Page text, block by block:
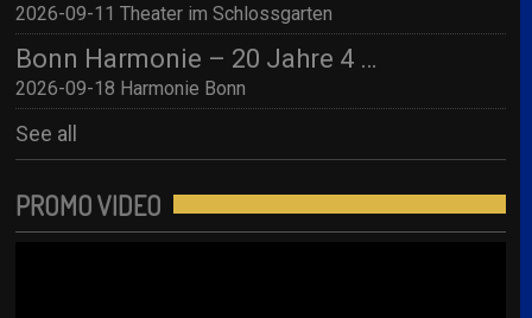
2026-09-11 Theater im Schlossgarten
Bonn Harmonie – 20 Jahre 4 SWEDES – A Tribute to Abba / Jubiläumskonzert!
2026-09-18 Harmonie Bonn
See all
PROMO VIDEO